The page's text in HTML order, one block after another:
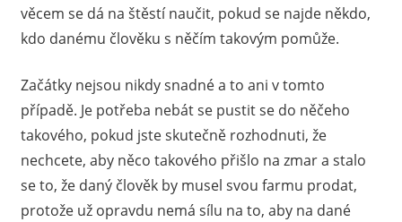
nevede
nejlépe.
věcem se dá na štěstí naučit, pokud se najde někdo,
kdo danému člověku s něčím takovým pomůže.
Začátky nejsou nikdy snadné a to ani v tomto
případě. Je potřeba nebát se pustit se do něčeho
takového, pokud jste skutečně rozhodnuti, že
nechcete, aby něco takového přišlo na zmar a stalo
se to, že daný člověk by musel svou farmu prodat,
protože už opravdu nemá sílu na to, aby na dané